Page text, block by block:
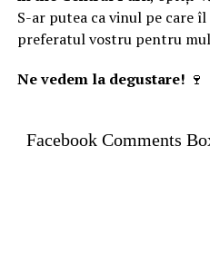
S-ar putea ca vinul pe care
preferatul vostru pentru
Ne vedem la degustare! 🍷
Facebook Comments